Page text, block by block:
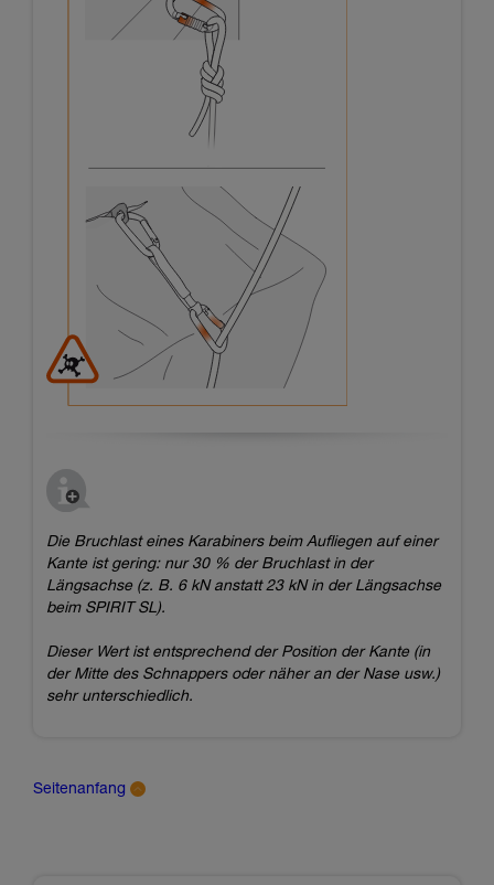
Die Bruchlast eines Karabiners beim Aufliegen auf einer
Kante ist gering: nur 30 % der Bruchlast in der
Längsachse (z. B. 6 kN anstatt 23 kN in der Längsachse
beim SPIRIT SL).
Dieser Wert ist entsprechend der Position der Kante (in
der Mitte des Schnappers oder näher an der Nase usw.)
sehr unterschiedlich.
Seitenanfang